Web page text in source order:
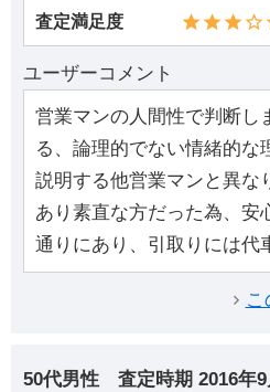
査定満足度
ユーザーコメント
営業マンの人間性で判断し
る、論理的でない情緒的な
説明する他営業マンと異な
あり素直な方だった為、安
通りにあり、引取りには代
こ
50代男性 査定時期 2016年9